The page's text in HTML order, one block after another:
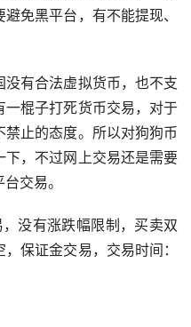
免黑平台，有不能提现、
没有合法虚拟货币，也不支
棍子打死货币交易，对于
止的态度。所以对狗狗币
，不过网上交易还是需要
交易。
没有涨跌幅限制，买卖双
，保证金交易，交易时间：